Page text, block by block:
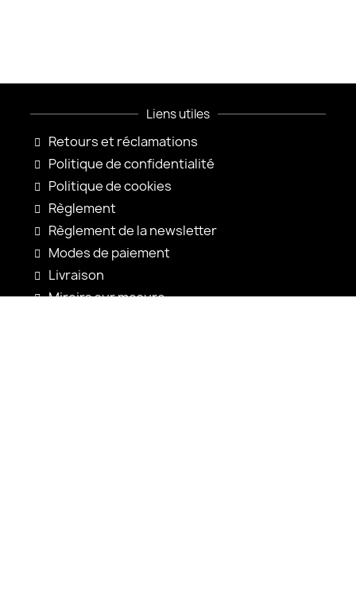
Liens utiles
Retours et réclamations
Politique de confidentialité
Politique de cookies
Règlement
Règlement de la newsletter
Modes de paiement
Livraison
Miroirs sur mesure